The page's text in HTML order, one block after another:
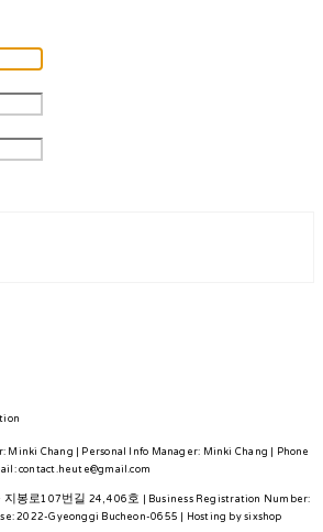
Minki Chang | Personal Info Manager: Minki Chang | Phone
contact.heute@gmail.com
봉로107번길 24, 406호 | Business Registration Number:
2022-Gyeonggi Bucheon-0655| Hosting by sixshop